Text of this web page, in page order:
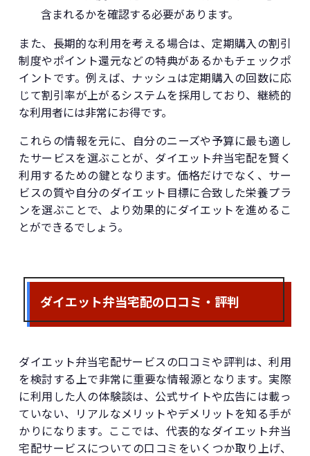
含まれるかを確認する必要があります。
また、長期的な利用を考える場合は、定期購入の割引
制度やポイント還元などの特典があるかもチェックポ
イントです。例えば、ナッシュは定期購入の回数に応
じて割引率が上がるシステムを採用しており、継続的
な利用者には非常にお得です。
これらの情報を元に、自分のニーズや予算に最も適し
たサービスを選ぶことが、ダイエット弁当宅配を賢く
利用するための鍵となります。価格だけでなく、サー
ビスの質や自分のダイエット目標に合致した栄養プラ
ンを選ぶことで、より効果的にダイエットを進めるこ
とができるでしょう。
ダイエット弁当宅配の口コミ・評判
ダイエット弁当宅配サービスの口コミや評判は、利用
を検討する上で非常に重要な情報源となります。実際
に利用した人の体験談は、公式サイトや広告には載っ
ていない、リアルなメリットやデメリットを知る手が
かりになります。ここでは、代表的なダイエット弁当
宅配サービスについての口コミをいくつか取り上げ、